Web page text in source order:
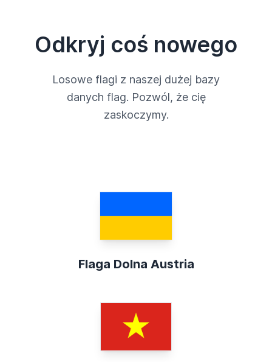
Odkryj coś nowego
Losowe flagi z naszej dużej bazy
danych flag. Pozwól, że cię
zaskoczymy.
Flaga Dolna Austria